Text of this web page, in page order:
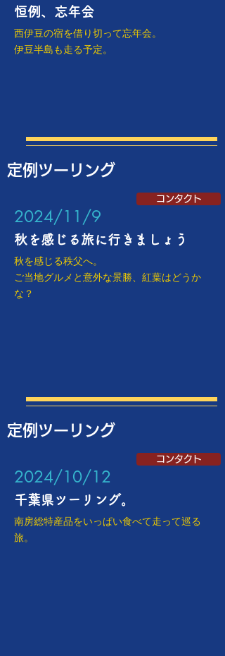
恒例、忘年会
西伊豆の宿を借り切って忘年会。
​伊豆半島も走る予定。
定例ツーリング
​2024/11/9
コンタクト
​秋を感じる旅に行きましょう
秋を感じる秩父へ。
ご当地グルメと意外な景勝、紅葉はどうか
な？
定例ツーリング
​2024/10/12
コンタクト
千葉県ツーリング。
南房総特産品をいっぱい食べて走って巡る
旅。